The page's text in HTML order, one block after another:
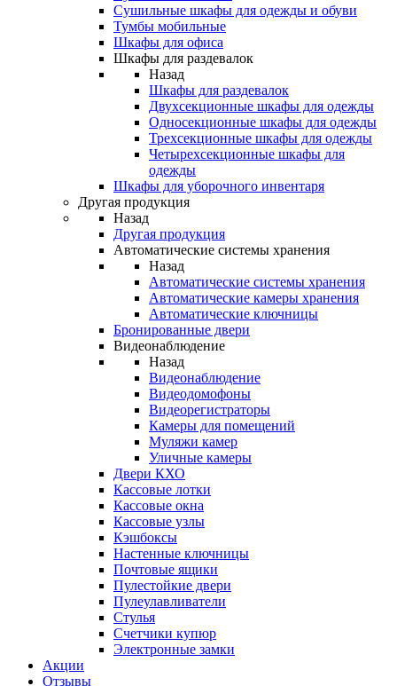
Сушильные шкафы для одежды и обуви
Тумбы мобильные
Шкафы для офиса
Шкафы для раздевалок
Назад
Шкафы для раздевалок
Двухсекционные шкафы для одежды
Односекционные шкафы для одежды
Трехсекционные шкафы для одежды
Четырехсекционные шкафы для
одежды
Шкафы для уборочного инвентаря
Другая продукция
Назад
Другая продукция
Автоматические системы хранения
Назад
Автоматические системы хранения
Автоматические камеры хранения
Автоматические ключницы
Бронированные двери
Видеонаблюдение
Назад
Видеонаблюдение
Видеодомофоны
Видеорегистраторы
Камеры для помещений
Муляжи камер
Уличные камеры
Двери КХО
Кассовые лотки
Кассовые окна
Кассовые узлы
Кэшбоксы
Настенные ключницы
Почтовые ящики
Пулестойкие двери
Пулеулавливатели
Стулья
Счетчики купюр
Электронные замки
Акции
Отзывы